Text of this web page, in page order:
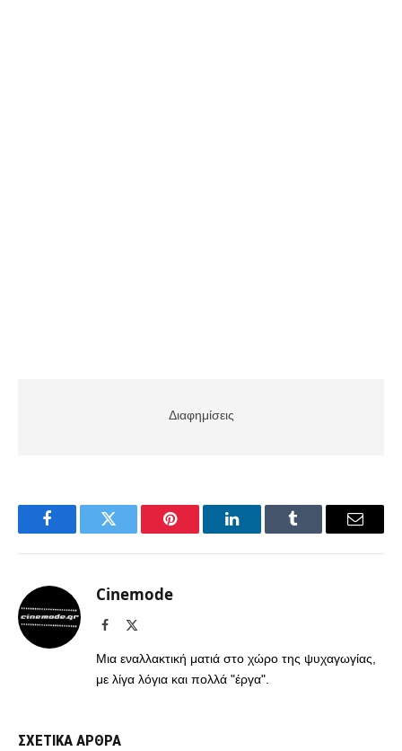
Διαφημίσεις
FacebookTwitter Pinterest LinkedInTumblr Email
Cinemode
Facebook
Μια εναλλακτική ματιά στο χώρο της ψυχαγωγίας,
με λίγα λόγια και πολλά "έργα".
ΣΧΕΤΙΚΑ ΑΡΘΡΑ